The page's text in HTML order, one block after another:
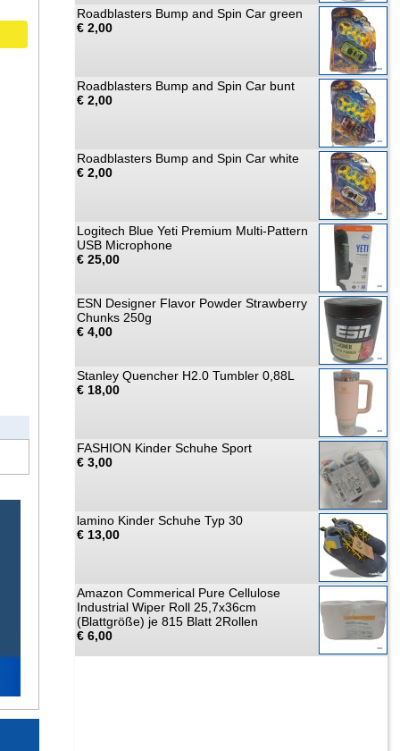
Roadblasters Bump and Spin Car green
€ 2,00
Roadblasters Bump and Spin Car bunt
€ 2,00
Roadblasters Bump and Spin Car white
€ 2,00
Logitech Blue Yeti Premium Multi-Pattern
USB Microphone
€ 25,00
ESN Designer Flavor Powder Strawberry
Chunks 250g
€ 4,00
Stanley Quencher H2.0 Tumbler 0,88L
€ 18,00
FASHION Kinder Schuhe Sport
€ 3,00
lamino Kinder Schuhe Typ 30
€ 13,00
Amazon Commerical Pure Cellulose
Industrial Wiper Roll 25,7x36cm
(Blattgröße) je 815 Blatt 2Rollen
€ 6,00